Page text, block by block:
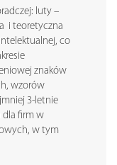
luty –
i teoretyczna
co
znaków
wzorów
3-letnie
dla firm w
w tym